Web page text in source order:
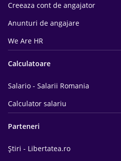
Creeaza cont de angajator
Anunturi de angajare
We Are HR
Calculatoare
Salario - Salarii Romania
Calculator salariu
Parteneri
Știri - Libertatea.ro